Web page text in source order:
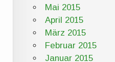
Mai 2015
April 2015
März 2015
Februar 2015
Januar 2015